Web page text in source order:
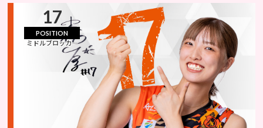
17
POSITION
ミドルブロッカ―